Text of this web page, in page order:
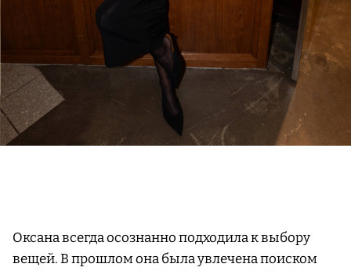
Оксана всегда осознанно подходила к выбору
вещей. В прошлом она была увлечена поиском